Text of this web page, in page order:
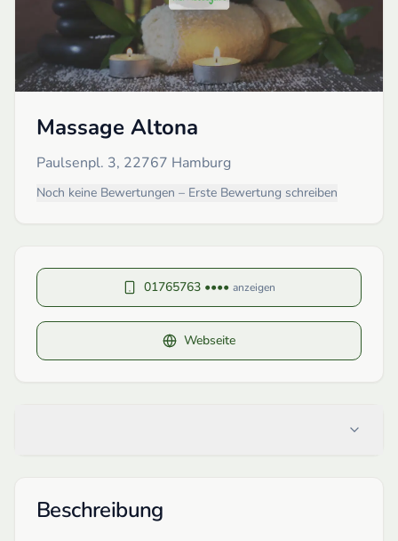
Massage Altona
Paulsenpl. 3, 22767 Hamburg
Noch keine Bewertungen – Erste Bewertung schreiben
01765763 •••• anzeigen
Webseite
Beschreibung